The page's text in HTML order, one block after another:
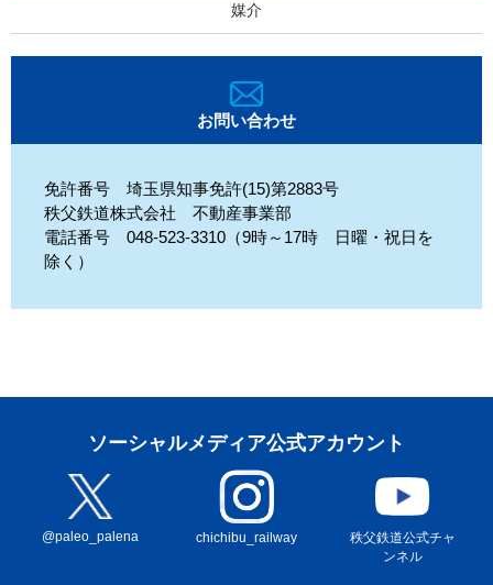
媒介
お問い合わせ
免許番号 埼玉県知事免許(15)第2883号
秩父鉄道株式会社 不動産事業部
電話番号 048-523-3310（9時～17時 日曜・祝日を
除く）
ソーシャルメディア公式アカウント
@paleo_palena chichibu_railway
秩父鉄道公式チャ
ンネル